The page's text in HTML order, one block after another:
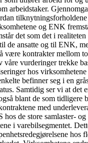
arbeidstaker.
og ENK
det som det i
de ansatte og til ENK,
være kontrakter mellom
våre vurderinger trekke
hos
befinner seg i en
Samtidig ser vi at det
blant de som tidligere
med
de store samlaster- og
i varebilsegmentet.
hos